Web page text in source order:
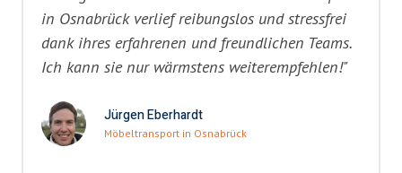
in Osnabrück verlief reibungslos und stressfrei
dank ihres erfahrenen und freundlichen Teams.
Ich kann sie nur wärmstens weiterempfehlen!"
Jürgen Eberhardt
Möbeltransport in Osnabrück